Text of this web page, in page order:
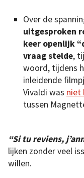
Over de
uitgesproken
keer openlijk
vraag stelde,
woord, tijdens
inleidende
Vivaldi was niet
tussen
“Si tu reviens,
lijken zonder veel
willen.